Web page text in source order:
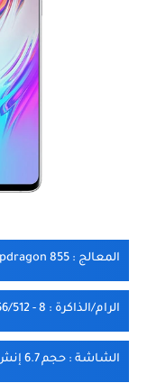
المعالج : Qualcomm Snapdragon 855
الرام/الذاكرة : 8 - 256/512 غيغابايت
الشاشة : حجم 6.7 إنش Dynamic AMOLED